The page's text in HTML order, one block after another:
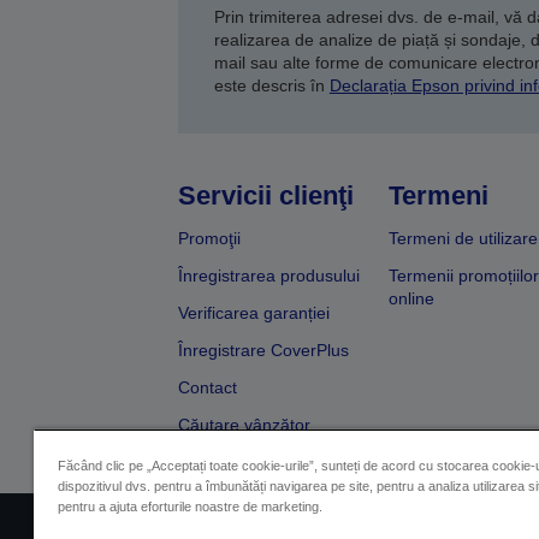
Prin trimiterea adresei dvs. de e-mail, vă
realizarea de analize de piață și sondaje,
mail sau alte forme de comunicare
este descris în Declarația Epson privind
Servicii clienţi
Promoţii
Înregistrarea produsului
Verificarea garanției
Înregistrare CoverPlus
Contact
Căutare vânzător
Termeni
Termeni de utilizare
Termenii promoțiilor
online
Făcând clic pe „Acceptați toate cookie-urile”, sunteți de acord cu stocarea cookie-
dispozitivul dvs. pentru a îmbunătăți navigarea pe site, pentru a analiza utilizarea
pentru a ajuta eforturile noastre de marketing.